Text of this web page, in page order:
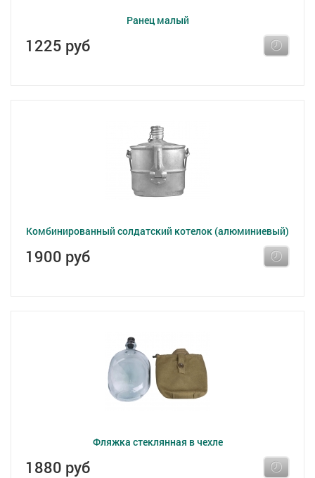
Ранец малый
1225 руб
Комбинированный солдатский котелок (алюминиевый)
1900 руб
Фляжка стеклянная в чехле
1880 руб